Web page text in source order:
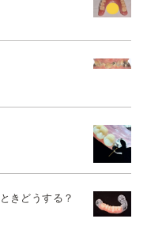
きどうする？